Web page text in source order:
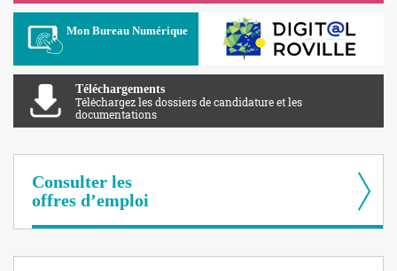
Mon Bureau Numérique Apolearn
Téléchargements
Téléchargez les dossiers de candidature et les
documentations
Consulter les
offres d’emploi